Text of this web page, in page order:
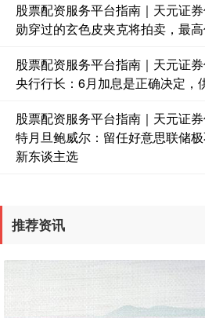
国债指数
股票配资服务平台指南｜天元证
勋穿过的玄色皮夹克将拍卖，最
股票配资服务平台指南｜天元证
央行行长：6月加息是正确决定，
股票配资服务平台指南｜天元证
特月旦鲍威尔：留任好意思联储
新东谈主选
推荐资讯